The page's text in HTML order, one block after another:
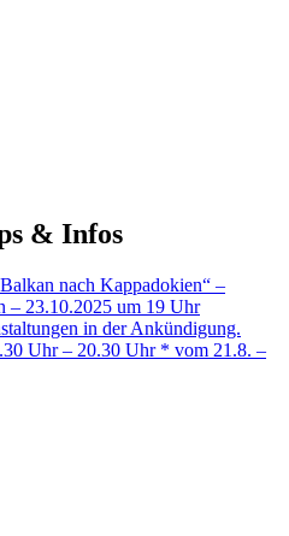
& Infos
nach Kappadokien“ –
– 23.10.2025 um 19 Uhr
in der Ankündigung.
Uhr – 20.30 Uhr * vom 21.8. –